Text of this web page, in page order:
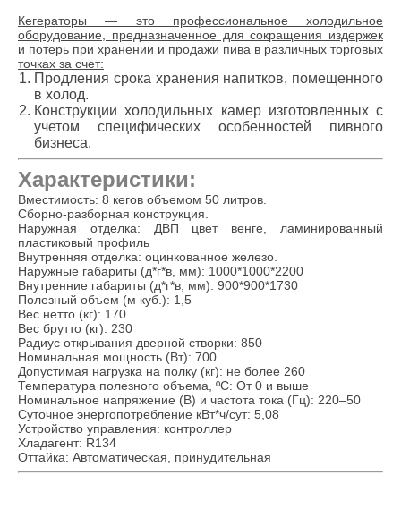
Кегераторы — это профессиональное холодильное
оборудование, предназначенное для сокращения издержек
и потерь при хранении и продажи пива в различных торговых
точках за счет:
Продления срока хранения напитков, помещенного
в холод.
Конструкции холодильных камер изготовленных с
учетом специфических особенностей пивного
бизнеса.
Характеристики:
Вместимость: 8 кегов объемом 50 литров.
Сборно-разборная конструкция.
Наружная отделка: ДВП цвет венге, ламинированный
пластиковый профиль
Внутренняя отделка: оцинкованное железо.
Наружные габариты (д*г*в, мм): 1000*1000*2200
Внутренние габариты (д*г*в, мм): 900*900*1730
Полезный объем (м куб.): 1,5
Вес нетто (кг): 170
Вес брутто (кг): 230
Радиус открывания дверной створки: 850
Номинальная мощность (Вт): 700
Допустимая нагрузка на полку (кг): не более 260
Температура полезного объема, ºC: От 0 и выше
Номинальное напряжение (В) и частота тока (Гц): 220–50
Суточное энергопотребление кВт*ч/сут: 5,08
Устройство управления: контроллер
Хладагент: R134
Оттайка: Автоматическая, принудительная